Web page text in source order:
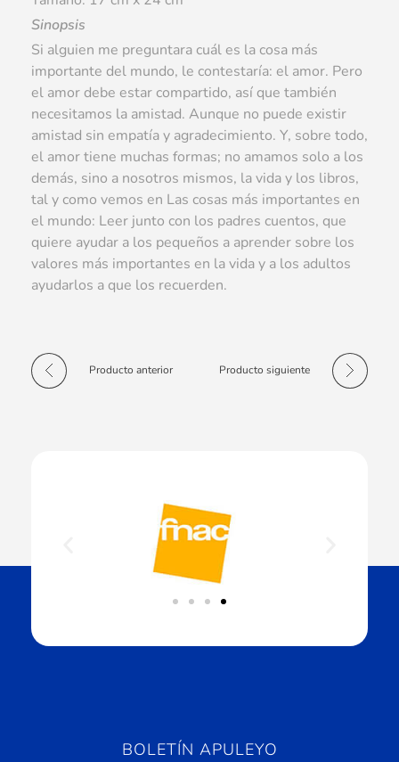
Sinopsis
Si alguien me preguntara cuál es la cosa más
importante del mundo, le contestaría: el amor. Pero
el amor debe estar compartido, así que también
necesitamos la amistad. Aunque no puede existir
amistad sin empatía y agradecimiento. Y, sobre todo,
el amor tiene muchas formas; no amamos solo a los
demás, sino a nosotros mismos, la vida y los libros,
tal y como vemos en Las cosas más importantes en
el mundo: Leer junto con los padres cuentos, que
quiere ayudar a los pequeños a aprender sobre los
valores más importantes en la vida y a los adultos
ayudarlos a que los recuerden.
Producto anterior Producto siguiente
BOLETÍN APULEYO